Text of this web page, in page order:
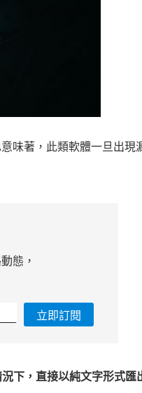
味著，此類軟體一旦出現
態，
立即訂閱
下，直接以純文字形式匯